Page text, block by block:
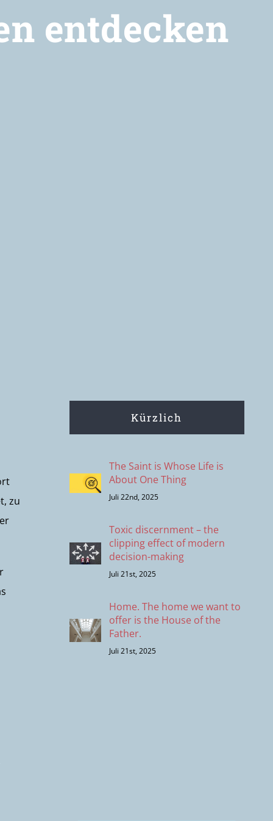
entdecken
zu
Kürzlich
The Saint is Whose Life is
About One Thing
Juli 22nd, 2025
Toxic discernment – the
clipping effect of modern
decision-making
Juli 21st, 2025
Home. The home we want to
offer is the House of the
Father.
Juli 21st, 2025